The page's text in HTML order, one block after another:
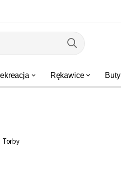
Rękawice Buty
Torby